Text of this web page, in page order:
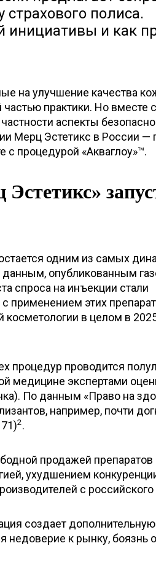
полиса.
и как
на улучшение качества
практики. Но вместе
аспекты
Мерц Эстетикс в России —
с процедурой «Акваглоу»™.
одним из самых
опубликованным
спроса на инъекции стали
применением этих
косметологии в целом в
процедур проводится
медицине экспертами
По данным «Право на
например, почти
2.
продажей препаратов
ухудшением
с
создает
недоверие к рынку, боязнь